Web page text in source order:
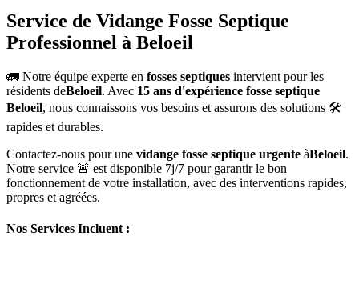
Service de Vidange Fosse Septique
Professionnel à Beloeil
🚛 Notre équipe experte en fosses septiques intervient pour les
résidents deBeloeil. Avec 15 ans d'expérience fosse septique
Beloeil, nous connaissons vos besoins et assurons des solutions 🛠️
rapides et durables.
Contactez-nous pour une vidange fosse septique urgente àBeloeil.
Notre service 🚨 est disponible 7j/7 pour garantir le bon
fonctionnement de votre installation, avec des interventions rapides,
propres et agréées.
Nos Services Incluent :